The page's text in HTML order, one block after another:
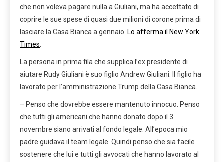
che non voleva pagare nulla a Giuliani, ma ha accettato di
coprire le sue spese di quasi due milioni di corone prima di
lasciare la Casa Bianca a gennaio. Lo afferma il New York
Times.
La persona in prima fila che supplica l’ex presidente di
aiutare Rudy Giuliani è suo figlio Andrew Giuliani. Il figlio ha
lavorato per l’amministrazione Trump della Casa Bianca.
– Penso che dovrebbe essere mantenuto innocuo. Penso
che tutti gli americani che hanno donato dopo il 3
novembre siano arrivati ​​al fondo legale. All’epoca mio
padre guidava il team legale. Quindi penso che sia facile
sostenere che lui e tutti gli avvocati che hanno lavorato al